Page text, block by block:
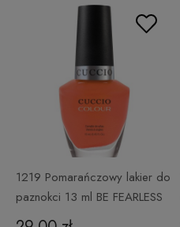
1219 Pomarańczowy lakier do
paznokci 13 ml BE FEARLESS